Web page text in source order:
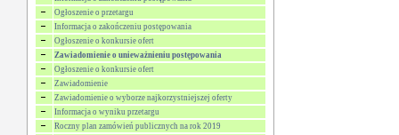
Ogłoszenie o przetargu
Informacja o zakończeniu postępowania
Ogłoszenie o konkursie ofert
Zawiadomienie o unieważnieniu postępowania
Ogłoszenie o konkursie ofert
Zawiadomienie
Zawiadomienie o wyborze najkorzystniejszej oferty
Informacja o wyniku przetargu
Roczny plan zamówień publicznych na rok 2019